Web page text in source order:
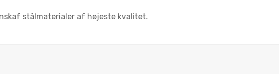
stålmaterialer af højeste kvalitet.